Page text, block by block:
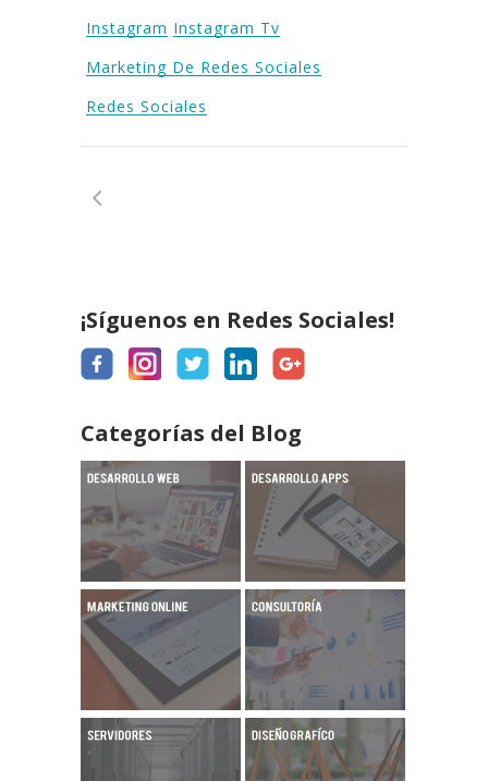
Instagram Instagram Tv
Marketing De Redes Sociales
Redes Sociales
¡Síguenos en Redes Sociales!
Categorías del Blog